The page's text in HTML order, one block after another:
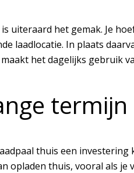
uiteraard het gemak. Je
laadlocatie. In plaats
het dagelijks gebruik
termijn
thuis een
opladen thuis, vooral als